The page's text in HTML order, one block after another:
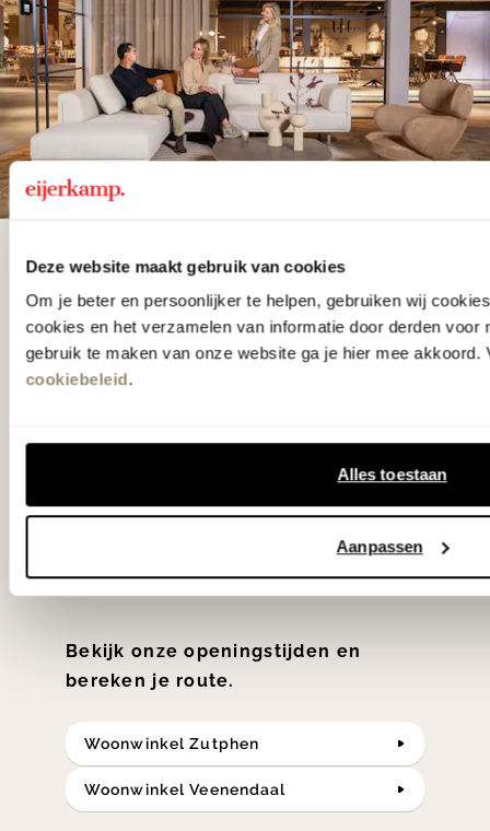
Deze website maakt gebruik van cookies
Om je beter en persoonlijker te helpen, gebruiken wij
cookies en het verzamelen van informatie door derden voor
gebruik te maken van onze website ga je hier mee akkoord.
cookiebeleid.
Alles toestaan
Aanpassen
De woonwinkel
gezien op tv!
Wie kent het programma vtwonen
hebben met liefde de mooiste woon-,
samengesteld met de mooiste
klassiekers en de nieuwste ontwerpen
in verrassende materialen en kleuren!
Bekijk onze openingstijden en
bereken je route.
Woonwinkel Zutphen
Woonwinkel Veenendaal